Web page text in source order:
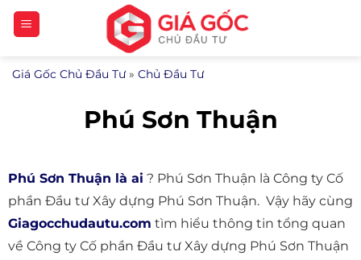
Bỏ
qua
dung
Giá Gốc Chủ Đầu Tư» Chủ Đầu Tư
Phú Sơn Thuận
Phú Sơn Thuận là ai ? Phú Sơn Thuận là Công ty Cố
phần Đầu tư Xây dựng Phú Sơn Thuận. Vậy hãy cùng
Giagocchudautu.com tìm hiểu thông tin tổng quan
về Công ty Cố phần Đầu tư Xây dựng Phú Sơn Thuận